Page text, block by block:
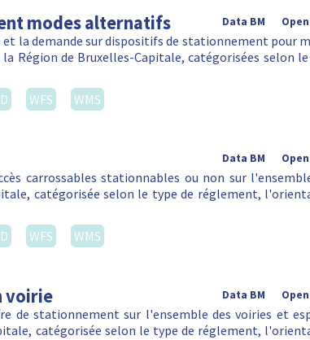
modes alternatifs Data BM
et la demande sur dispositifs de stationnement pour
Région de Bruxelles-Capitale, catégorisées selon
WFS WMS
Data BM
carrossables stationnables ou non sur
catégorisée selon le type de réglement,
WFS WMS
voirie Data BM
de stationnement sur l'ensemble des voiries et
catégorisée selon le type de réglement,